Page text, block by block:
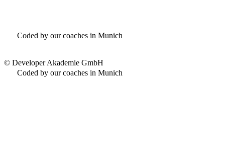
Coded by our coaches in Munich
© Developer Akademie GmbH
Coded by our coaches in Munich